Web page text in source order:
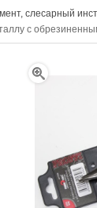
слесарный
с